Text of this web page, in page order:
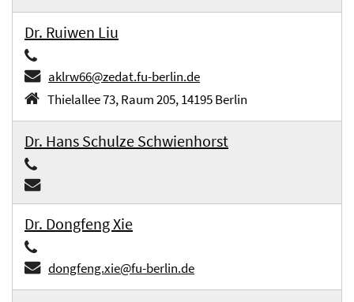
Dr. Ruiwen Liu
aklrw66@zedat.fu-berlin.de
Thielallee 73, Raum 205, 14195 Berlin
Dr. Hans Schulze Schwienhorst
Dr. Dongfeng Xie
dongfeng.xie@fu-berlin.de